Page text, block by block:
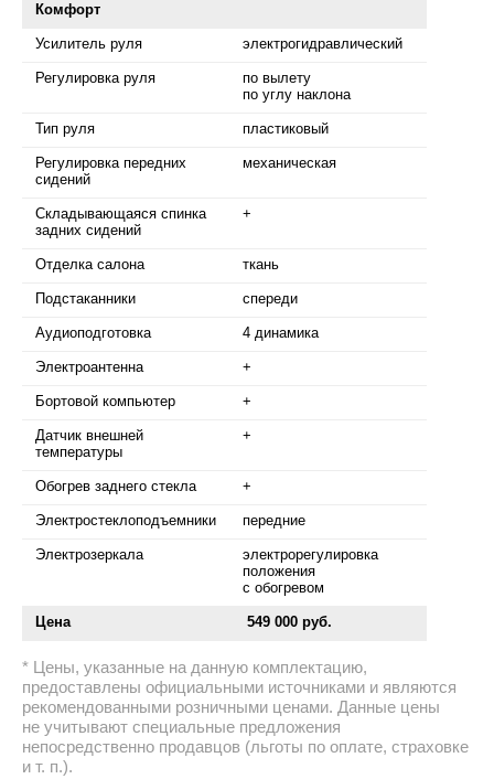
Комфорт
Усилитель руля электрогидравлический
Регулировка руля
по вылету
по углу наклона
Тип руля пластиковый
Регулировка передних
сидений
механическая
Складывающаяся спинка
задних сидений
+
Отделка салона ткань
Подстаканники спереди
Аудиоподготовка 4 динамика
Электроантенна +
Бортовой компьютер +
Датчик внешней
температуры
+
Обогрев заднего стекла +
Электростеклоподъемники передние
Электрозеркала
электрорегулировка
положения
с обогревом
Цена 549 000 руб.
Цены, указанные на данную комплектацию,
предоставлены официальными источниками и являются
рекомендованными розничными ценами. Данные цены
не учитывают специальные предложения
непосредственно продавцов (льготы по оплате, страховке
и т. п.).